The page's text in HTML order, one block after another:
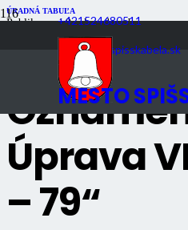
+421524680511
podnety@spisskabela.sk
MESTO
ÚRADNÁ TABUĽA
Publikované9 rokov dozadu
Počet zobrazení891
Úprava
– 79“